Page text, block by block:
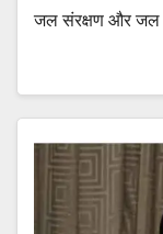
जल संरक्षण और जल